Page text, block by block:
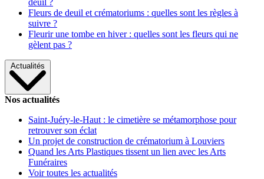
deuil ?
Fleurs de deuil et crématoriums : quelles sont les règles à
suivre ?
Fleurir une tombe en hiver : quelles sont les fleurs qui ne
gèlent pas ?
Actualités
Nos actualités
Saint-Juéry-le-Haut : le cimetière se métamorphose pour
retrouver son éclat
Un projet de construction de crématorium à Louviers
Quand les Arts Plastiques tissent un lien avec les Arts
Funéraires
Voir toutes les actualités